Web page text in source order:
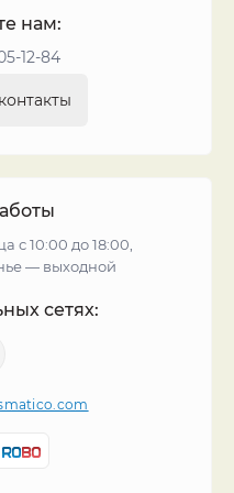
нам:
12-84
с 10:00 до 18:00,
— выходной
сетях: